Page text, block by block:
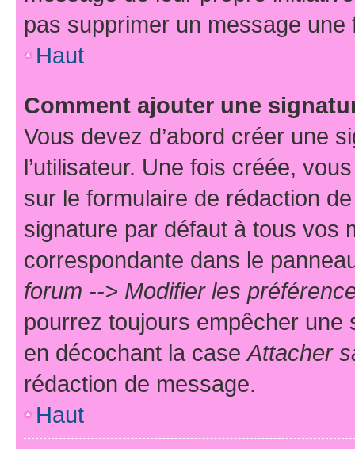
pas supprimer un message une
Haut
Comment ajouter une
Vous devez d’abord créer une
l’utilisateur. Une fois créée,
sur le formulaire de rédaction
signature par défaut à tous vos
correspondante dans le
forum --> Modifier les
pourrez toujours empêcher une
en décochant la caseAttacher
rédaction de message.
Haut